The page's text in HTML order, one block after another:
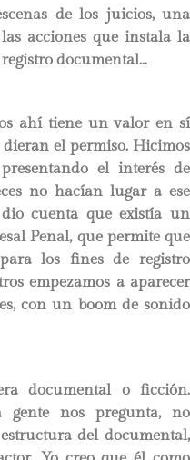
de los juicios, una
acciones que instala la
documental…
ahí tiene un valor en sí
el permiso. Hicimos
el interés de
no hacían lugar a ese
cuenta que existía un
Penal, que permite que
los fines de registro
empezamos a aparecer
con un boom de sonido
documental o ficción.
gente nos pregunta, no
del documental,